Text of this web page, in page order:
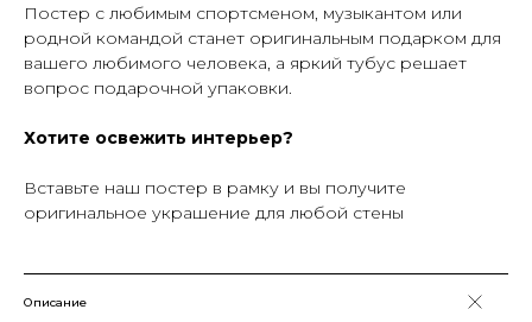
Постер с любимым спортсменом, музыкантом или
родной командой станет оригинальным подарком для
вашего любимого человека, а яркий тубус решает
вопрос подарочной упаковки.
Хотите освежить интерьер?
Вставьте наш постер в рамку и вы получите
оригинальное украшение для любой стены
Описание